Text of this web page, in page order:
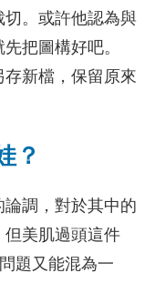
。或許他認為與
把圖構好吧。
存新檔，保留原來
？
調，對於其中的
但美肌過頭這件
題又能混為一